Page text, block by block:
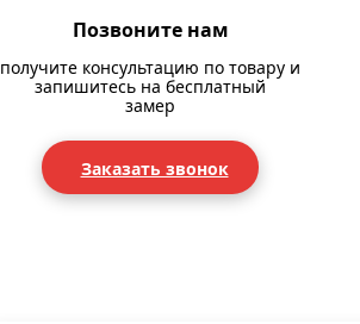
Позвоните нам
получите консультацию по товару и
запишитесь на бесплатный
замер
Заказать звонок